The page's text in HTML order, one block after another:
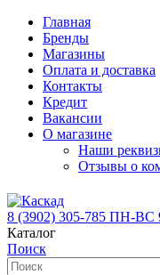
Главная
Бренды
Магазины
Оплата и доставка
Контакты
Кредит
Вакансии
О магазине
Наши
Отзывы о
8 (3902) 305-785 ПН-ВС
Каталог
Поиск